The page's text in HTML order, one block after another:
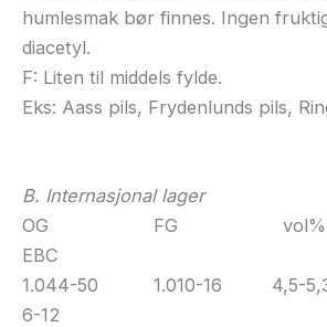
humlesmak bør finnes. Ingen
diacetyl.
F: Liten til middels fylde.
Eks: Aass pils, Frydenlunds pils,
B. Internasjonal lager
OG FG
EBC
1.044-50 1.010-16
6-12